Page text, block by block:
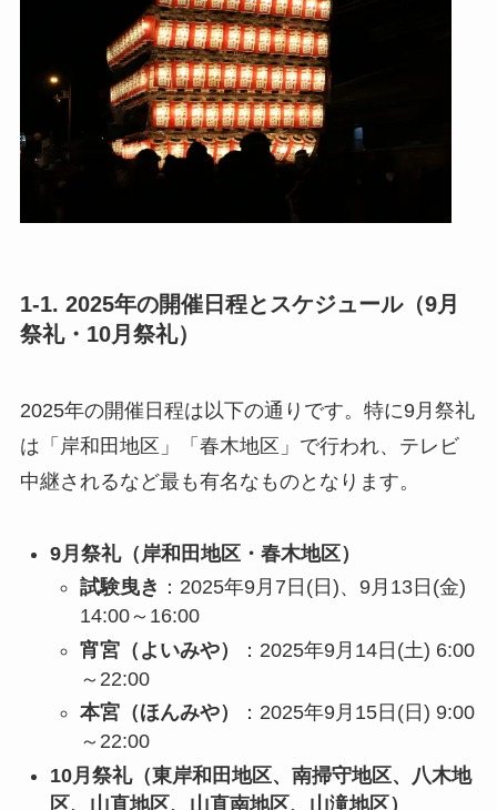
1-1. 2025年の開催日程とスケジュール（9月
祭礼・10月祭礼）
2025年の開催日程は以下の通りです。特に9月祭礼
は「岸和田地区」「春木地区」で行われ、テレビ
中継されるなど最も有名なものとなります。
9月祭礼（岸和田地区・春木地区）
試験曳き ：2025年9月7日(日)、9月13日(金)
14:00～16:00
宵宮（よいみや）
：2025年9月14日(土) 6:00
～22:00
本宮（ほんみや）
：2025年9月15日(日) 9:00
～22:00
10月祭礼（東岸和田地区、南掃守地区、八木地
区、山直地区、山直南地区、山滝地区）